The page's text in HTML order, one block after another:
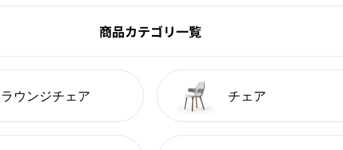
商品カテゴリ一覧
ラウンジチェア チェア